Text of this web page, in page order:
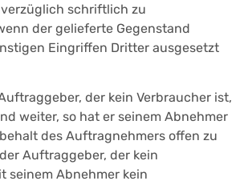
schriftlich zu
der gelieferte Gegenstand
Eingriffen Dritter ausgesetzt
der kein Verbraucher ist,
weiter, so hat er seinem Abnehmer
des Auftragnehmers offen zu
Auftraggeber, der kein
seinem Abnehmer kein